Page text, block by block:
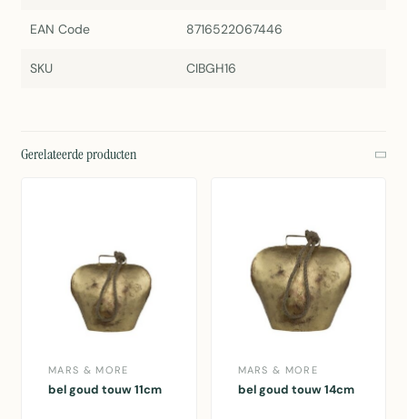
EAN Code 8716522067446
SKU CIBGH16
Gerelateerde producten
MARS & MORE
bel goud touw 11cm
MARS & MORE
bel goud touw 14cm